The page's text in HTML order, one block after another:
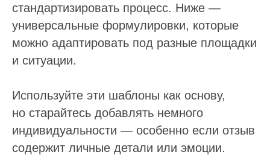
стандартизировать процесс. Ниже —
универсальные формулировки, которые
можно адаптировать под разные площадки
и ситуации.
Используйте эти шаблоны как основу,
но старайтесь добавлять немного
индивидуальности — особенно если отзыв
содержит личные детали или эмоции.
Работа с данными